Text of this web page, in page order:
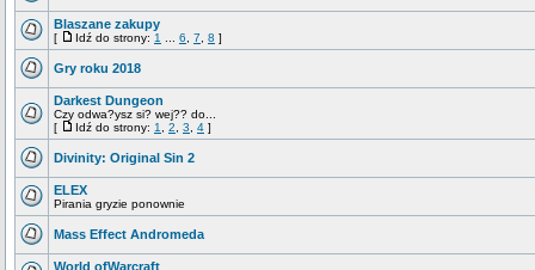
Blaszane zakupy
[ Idź do strony: 1 6 7 8 ]
Gry roku 2018
Darkest Dungeon
Czy odwa?ysz si? wej?? do...
[
Idź do strony: 1 2 3 4 ]
Divinity: Original Sin 2
ELEX
Pirania gryzie ponownie
Mass Effect Andromeda
World ofWarcraft